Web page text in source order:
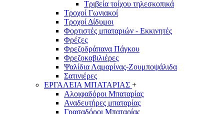
Τριβεία τοίχου τηλεσκοπικά
Τροχοί Γωνιακοί
Τροχοί Δίδυμοι
Φορτιστές μπαταριών - Εκκινητές
Φρέζες
Φρεζοδράπανα Πάγκου
Φρεζοκαβιλιέρες
Ψαλίδια Λαμαρίνας-Ζουμποψάλιδα
Σατινιέρες
ΕΡΓΑΛΕΙΑ ΜΠΑΤΑΡΙΑΣ +
Αλοιφαδόροι Μπαταρίας
Αναδευτήρες μπαταρίας
Γρασαδόροι Μπαταρίας